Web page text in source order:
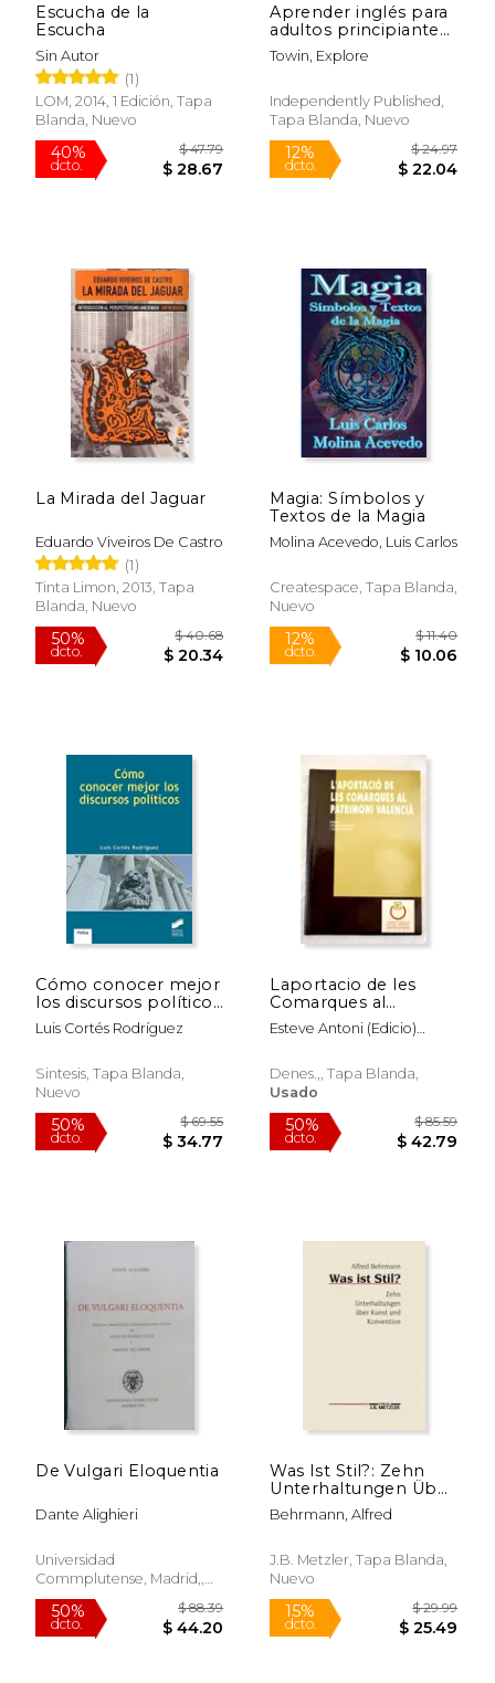
Escucha de la
Escucha
Sin Autor
(1)
LOM, 2014, 1 Edición, Tapa
Blanda, Nuevo
dcto. $ 28.67
Aprender inglés para
adultos principiantes:
3 libros en 1: ¡Habla
inglés en 30 días!
Towin, Explore
Independently Published,
Tapa Blanda, Nuevo
dcto.
La Mirada del Jaguar
Eduardo Viveiros De Castro
(1)
Tinta Limon, 2013, Tapa
Blanda, Nuevo
dcto. $ 20.34
Magia: Símbolos y
Textos de la Magia
Molina Acevedo, Luis Carlos
Createspace, Tapa Blanda,
Nuevo
12%
Cómo conocer mejor
los discursos políticos
(Libros de Síntesis)
Luis Cortés Rodríguez
Sintesis, Tapa Blanda,
Nuevo
Laportacio de les
Comarques al
Patrimoni Valencia
Esteve Antoni (Edicio)
Denes.,, Tapa Blanda,
Usado
De Vulgari Eloquentia
Dante Alighieri
Universidad
Commplutense, Madrid,,
Tapa Blanda,
Was Ist Stil?: Zehn
Unterhaltungen Über
Kunst Und
Konvention (en
Behrmann, Alfred
J.B. Metzler, Tapa Blanda,
Nuevo